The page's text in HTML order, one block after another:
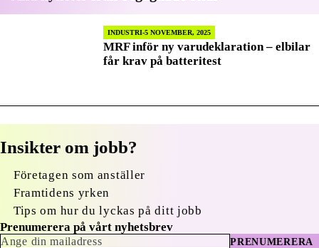
INDUSTRI 5 NOVEMBER, 2025
MRF inför ny varudeklaration – elbilar
får krav på batteritest
Insikter om jobb?
Företagen som anställer
Framtidens yrken
Tips om hur du lyckas på ditt jobb
Prenumerera på vårt nyhetsbrev
PRENUMERERA